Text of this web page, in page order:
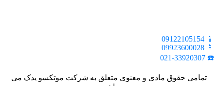
📱 09122105154
📱 09923600028
☎️ 021-33920307
تمامی حقوق مادی و معنوی متعلق به شرکت موتکسو یدک می